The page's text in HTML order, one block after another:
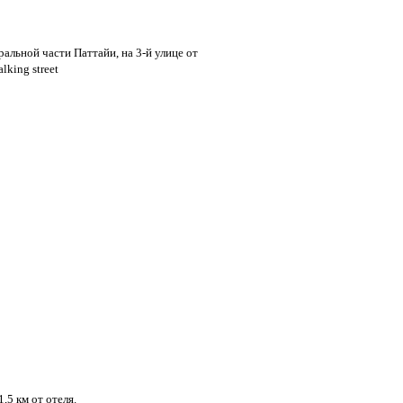
части Паттайи, на 3-й улице от
street
км от отеля.